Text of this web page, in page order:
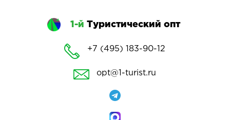
1-й Туристический опт
+7 (495) 183-90-12
opt@1-turist.ru